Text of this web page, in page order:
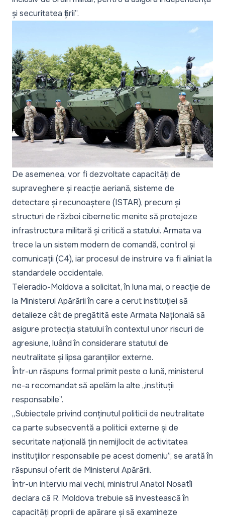
și securitatea țării”.
De asemenea, vor fi dezvoltate capacități de
supraveghere și reacție aeriană, sisteme de
detectare și recunoaștere (ISTAR), precum și
structuri de război cibernetic menite să protejeze
infrastructura militară și critică a statului. Armata va
trece la un sistem modern de comandă, control și
comunicații (C4), iar procesul de instruire va fi aliniat la
standardele occidentale.
Teleradio-Moldova a solicitat, în luna mai, o reacție de
la Ministerul Apărării în care a cerut instituției să
detalieze cât de pregătită este Armata Națională să
asigure protecția statului în contextul unor riscuri de
agresiune, luând în considerare statutul de
neutralitate și lipsa garanțiilor externe.
Într-un răspuns formal primit peste o lună, ministerul
ne-a recomandat să apelăm la alte „instituții
responsabile”.
„Subiectele privind conținutul politicii de neutralitate
ca parte subsecventă a politicii externe și de
securitate națională țin nemijlocit de activitatea
instituțiilor responsabile pe acest domeniu”, se arată în
răspunsul oferit de Ministerul Apărării.
Într-un interviu mai vechi, ministrul Anatol Nosatîi
declara că R. Moldova trebuie să investească în
capacități proprii de apărare și să examineze